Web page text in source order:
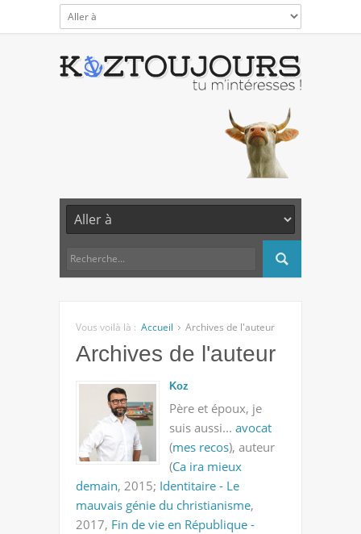
Vous voilà là : Accueil Archives de l'auteur
Archives de l'auteur
Koz
Père et époux, je
suis aussi... avocat
(mes recos), auteur
(Ca ira mieux
demain, 2015; Identitaire - Le
mauvais génie du christianisme,
2017, Fin de vie en République -